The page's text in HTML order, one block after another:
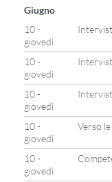
Giugno
10 -
giovedì
10 -
giovedì
10 -
giovedì
10 -
giovedì
Verso
10 -
giovedì